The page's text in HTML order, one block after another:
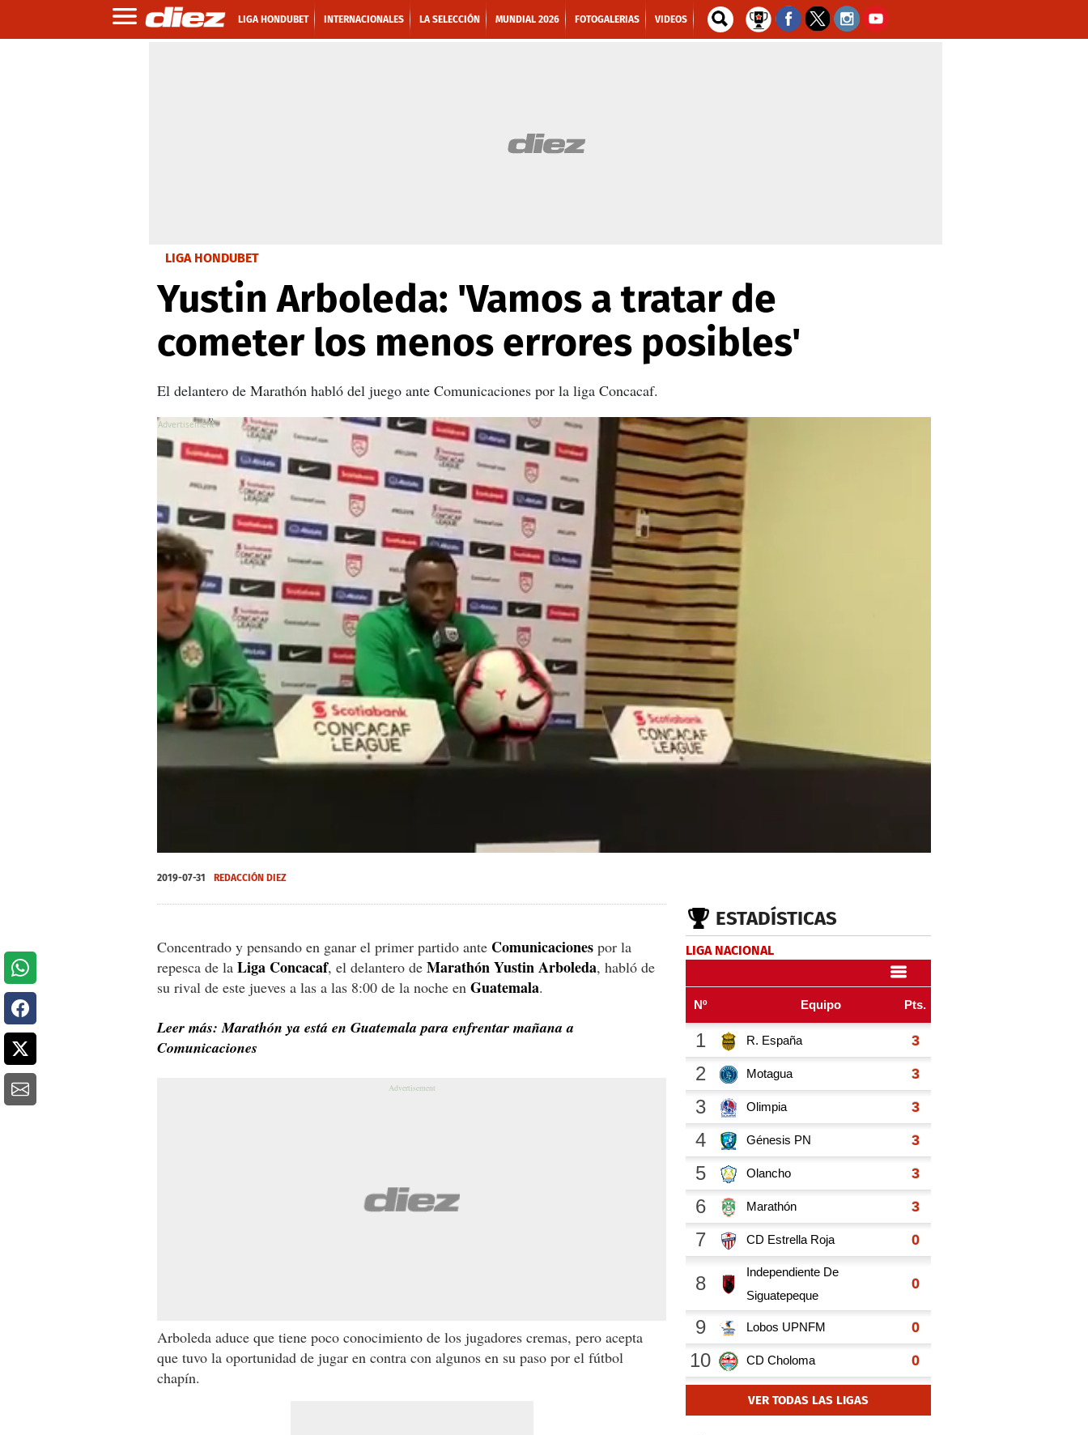
LIGA HONDUBET INTERNACIONALES LA SELECCIÓN MUNDIAL 2026 FOTOGALERIAS VIDEOS
LIGA HONDUBET
Yustin Arboleda: 'Vamos a tratar de
cometer los menos errores posibles'
El delantero de Marathón habló del juego ante Comunicaciones por la liga Concacaf.
seconds
of
X
2019-07-31 REDACCIÓN DIEZ
Concentrado y pensando en ganar el primer partido ante Comunicaciones por la
repesca de la Liga Concacaf, el delantero de MarathónYustinArboleda, habló de
su rival de este jueves a las a las 8:00 de la noche en Guatemala.
Leer más: Marathón ya está en Guatemala para enfrentar mañana a
Comunicaciones
Arboleda aduce que tiene poco conocimiento de los jugadores cremas, pero acepta
que tuvo la oportunidad de jugar en contra con algunos en su paso por el fútbol
chapín.
ESTADÍSTICAS
LIGA NACIONAL
VER TODAS LAS LIGAS